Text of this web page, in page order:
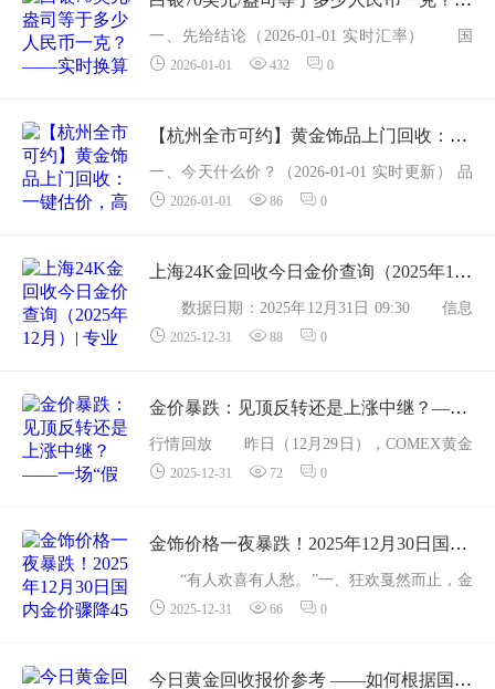
一、先给结论（2026-01-01 实时汇率） 国
际银价：70 USD/oz 美元对人民币：1 USD
时换算： 70 &divide; 31.1035 &times; 7.16...
2026-01-01 432 0
【杭州全市可约】黄金饰品上门回收：一键估价，高价现结，最快1小时上门
一、今天什么价？（2026-01-01 实时更新） 品
类 含金量 上门回收价（元/克） 比品牌金店高
（AU916） &ge;9...
2026-01-01 86 0
上海24K金回收今日金价查询（2025年12月）| 专业检测，现结高价
数据日期：2025年12月31日 09:30 信息
来源：上海黄金交易所、CRD克徕帝、每日金
心价（纯度&ge;99.9%） 渠道/区域 回收价/...
2025-12-31 88 0
金价暴跌：见顶反转还是上涨中继？——一场“假摔”背后的三大真相
行情回放 昨日（12月29日），COMEX黄金
期货从4 580美元/盎司急挫至4 300美元，日内跌
幅；伦敦现货同步失守4 320美元，全球贵金属
论坛一片哀...
2025-12-31 72 0
金饰价格一夜暴跌！2025年12月30日国内金价骤降45元/克，行业惊呼“前所未见”
“有人欢喜有人愁。”一、狂欢戛然而止，金
饰价格创下“史上最大单日跌幅” “涨得发
2025-12-31 66 0
今日黄金回收报价参考 ——如何根据国际金价计算我的黄金价值？